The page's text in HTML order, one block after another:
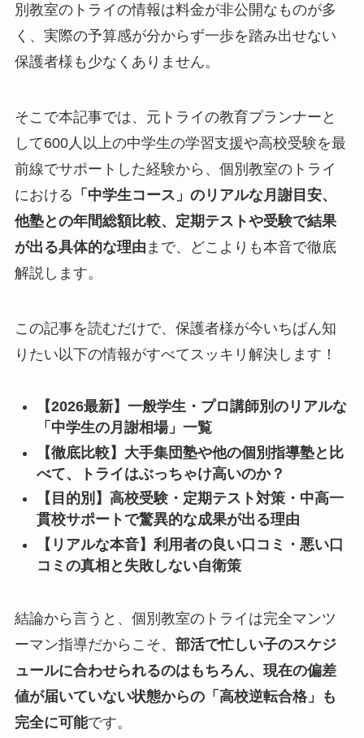
別教室のトライの情報は料金が非公開なものが多
く、実際の予算感が分からず一歩を踏み出せない
保護者様も少なくありません。
そこで本記事では、元トライの教育プランナーと
して600人以上の中学生の学習支援や高校受験を最
前線でサポートした経験から、個別教室のトライ
における 「中学生コース」のリアルな月謝目安、
他塾との年間総額比較、定期テストや受験で結果
が出る具体的な理由 まで、どこよりも本音で徹底
解説します。
この記事を読むだけで、保護者様が今いちばん知
りたい以下の情報がすべてスッキリ解決します！
【2026最新】一般学生・プロ講師別のリアルな
「中学生の月謝相場」一覧
【徹底比較】大手集団塾や他の個別指導塾と比
べて、トライはぶっちゃけ高いのか？
【目的別】高校受験・定期テスト対策・中高一
貫校サポートで驚異的な成果が出る理由
【リアルな本音】利用者の良い口コミ・悪い口
コミの真相と失敗しない自衛策
結論から言うと、個別教室のトライは完全マンツ
ーマン指導だからこそ、 部活で忙しい子のスケジ
ュールに合わせられるのはもちろん、現在の偏差
値が届いていない状態からの「高校逆転合格」も
完全に可能です。